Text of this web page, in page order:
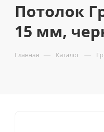
Потолок
15 мм,
Главная — Каталог —